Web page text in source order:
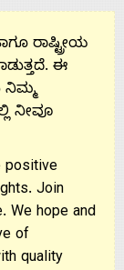
ರಾಷ್ಟ್ರೀಯ
ಈ
ನಿಮ್ಮ
ನೀವೂ
positive
Join
We hope and
of
quality